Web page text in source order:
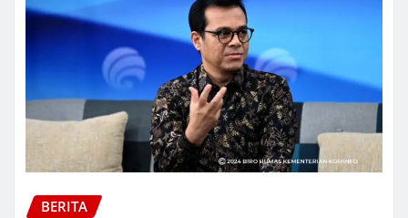
BERITA